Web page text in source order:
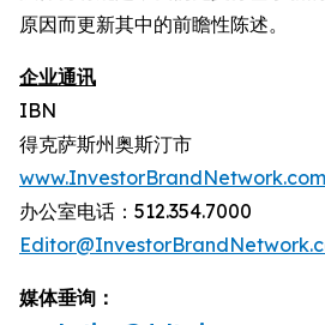
原因而更新其中的前瞻性陈述。
企业通讯
IBN
得克萨斯州奥斯汀市
www.InvestorBrandNetwork.com
办公室电话：512.354.7000
媒体垂询：